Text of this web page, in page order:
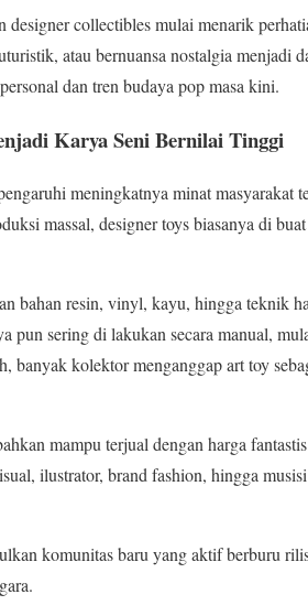
designer collectibles mulai menarik
atau bernuansa nostalgia menjadi
dan tren budaya pop masa kini.
Karya Seni Bernilai Tinggi
meningkatnya minat masyarakat
massal, designer toys biasanya di
bahan resin, vinyl, kayu, hingga teknik
pun sering di lakukan secara manual,
banyak kolektor menganggap art toy
mampu terjual dengan harga
ilustrator, brand fashion, hingga
komunitas baru yang aktif berburu